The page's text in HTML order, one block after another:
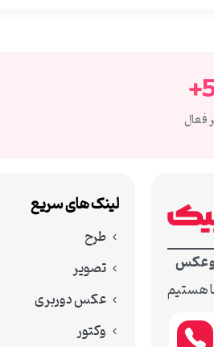
فعال
و عکس
هستیم
لینک های سریع
طرح
تصویر
عکس دوربری
وکتور